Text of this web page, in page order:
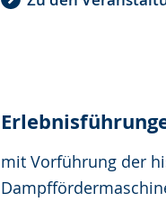
mit Vorführung der